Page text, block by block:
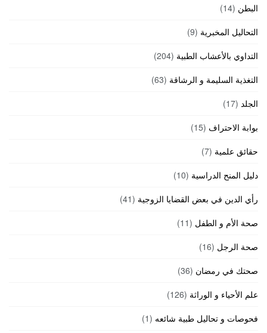
البطن (14)
التحاليل المخبرية (9)
التداوي بالأعشاب الطبية (204)
التغذية السليمة و الرشاقة (63)
الجلد (17)
بوابة الاحتراف (15)
حقائق علمية (7)
دليل المنح الدراسية (10)
رأي الدين في بعض القضايا الزوجية (41)
صحة الأم و الطفل (11)
صحة الرجل (16)
صحتك في رمضان (36)
علم الأحياء و الوراثة (126)
فحوصات و تحاليل طبية شائعه (1)